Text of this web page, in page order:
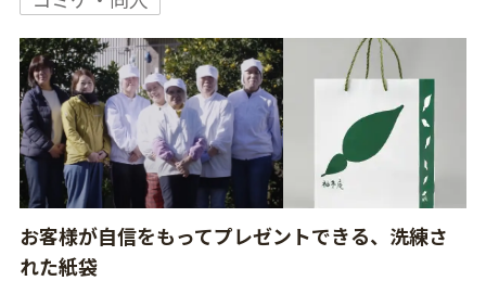
お客様が自信をもってプレゼントできる、洗練さ
れた紙袋